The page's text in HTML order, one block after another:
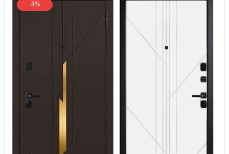
-5%